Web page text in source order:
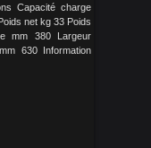
Capacité charge
net kg 33 Poids
mm 380 Largeur
630 Information